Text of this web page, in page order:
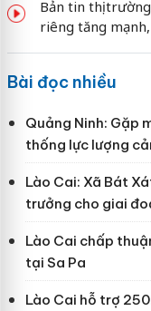
Bản tin thị
riêng tăng
Bài đọc nhiều
Quảng Ninh: Gặp
thống lực lượng
Lào Cai: Xã Bát
trưởng cho giai
Lào Cai chấp
tại Sa Pa
Lào Cai hỗ trợ